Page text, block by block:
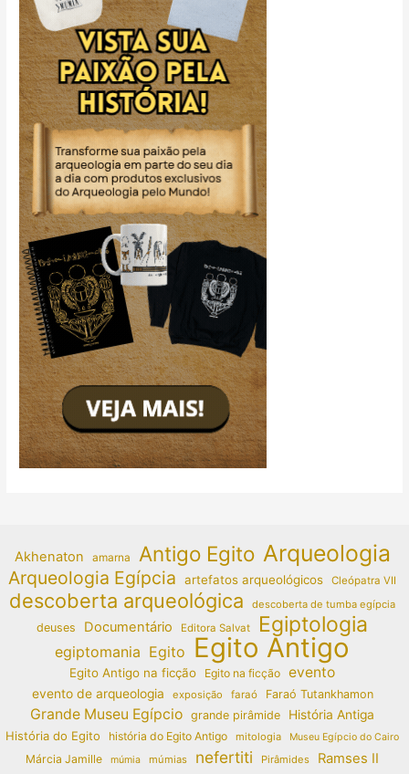
Akhenaton amarna Antigo Egito Arqueologia
Arqueologia Egípcia artefatos arqueológicos Cleópatra VII
descoberta arqueológica descoberta de tumba egípcia
deuses Documentário Editora Salvat Egiptologia
egiptomania Egito Egito Antigo
Egito Antigo na ficção Egito na ficção evento
evento de arqueologia exposição faraó Faraó Tutankhamon
Grande Museu Egípcio grande pirâmide
História Antiga
História do Egito
história do Egito Antigo mitologia Museu Egípcio do Cairo
Márcia Jamille múmia múmias nefertiti Pirâmides Ramses II